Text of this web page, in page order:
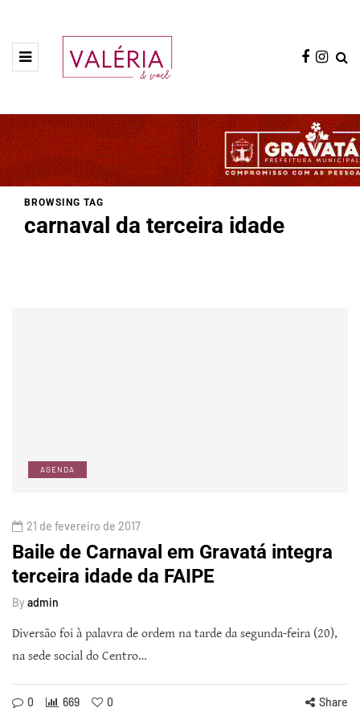
BROWSING TAG
carnaval da terceira idade
AGENDA
21 de fevereiro de 2017
Baile de Carnaval em Gravatá integra
terceira idade da FAIPE
By admin
Diversão foi à palavra de ordem na tarde da segunda-feira (20),
na sede social do Centro…
0 669 0 Share